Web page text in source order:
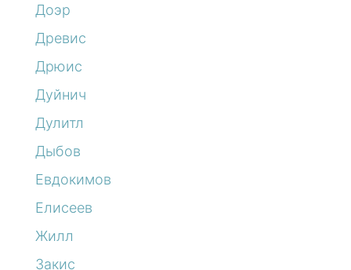
Доэр
Древис
Дрюис
Дуйнич
Дулитл
Дыбов
Евдокимов
Елисеев
Жилл
Закис